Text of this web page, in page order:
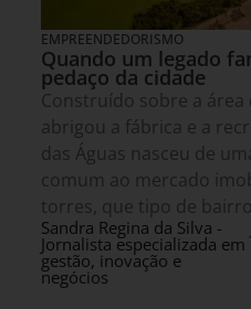
EMPREENDEDORISMO
Quando um legado
pedaço da cidade
Construído sobre a
abrigou a fábrica e a
das Águas nasceu de
comum ao mercado
torres, que tipo de
Sandra Regina da Silva -
Jornalista especializada em
gestão, inovação e
negócios